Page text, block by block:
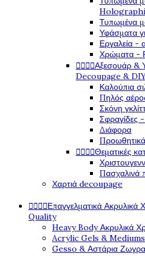
Τυπωμένα
Υφάσματα
Εργαλεία -
Χρώματα -
Αξεσουάρ &
Decoupage &
Καλούπια
Πηλός
Σκόνη
Σφραγίδες
Διάφορα
Θεματικές
Πασχαλινά
Χαρτιά decoupage
Επαγγελματικά
Quality
Heavy Body Ακρυλικά
Acrylic Gels & Mediums
Gesso & Αστάρια